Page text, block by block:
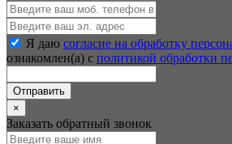
Я даю согласие на обработку
ознакомлен(а) с политикой обработки
Отправить
×
Заказать обратный звонок